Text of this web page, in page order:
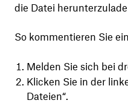
die Datei
So kommentieren Sie
Melden Sie sich bei
Klicken Sie in der
Dateien“.